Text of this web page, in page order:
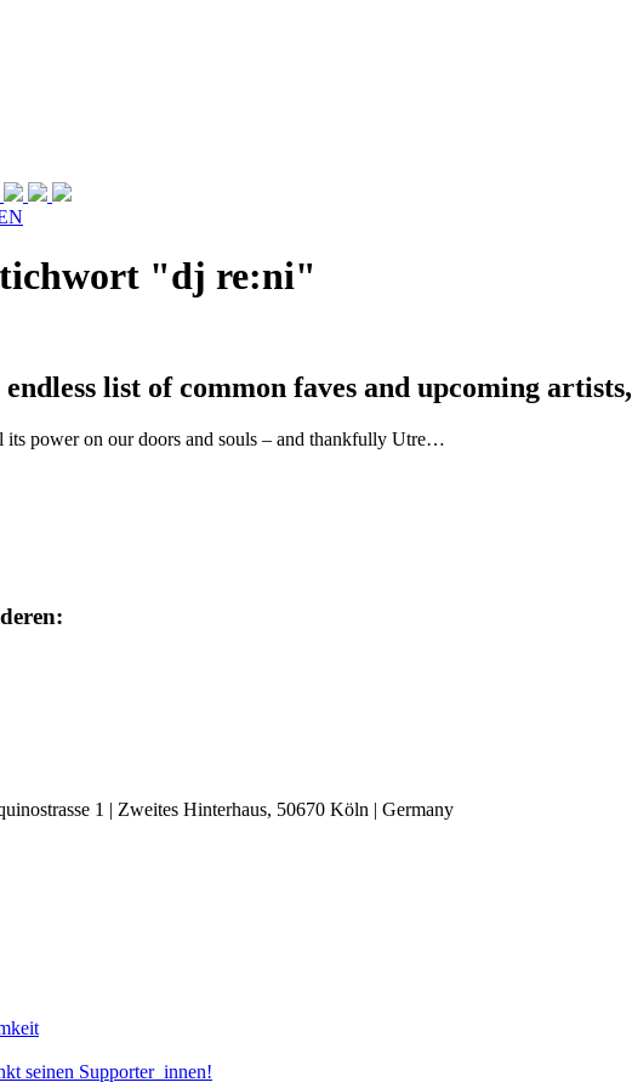
"dj re:ni"
list of common faves and upcoming artists,
power on our doors and souls – and thankfully Utre…
1 | Zweites Hinterhaus, 50670 Köln | Germany
seinen Supporter_innen!